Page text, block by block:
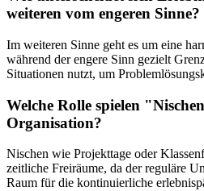
weiteren vom engeren Sinne?
Im weiteren Sinne geht es um eine
während der engere Sinn gezielt
Situationen nutzt, um
Welche Rolle spielen
Organisation?
Nischen wie Projekttage oder
zeitliche Freiräume, da der reguläre
Raum für die kontinuierliche